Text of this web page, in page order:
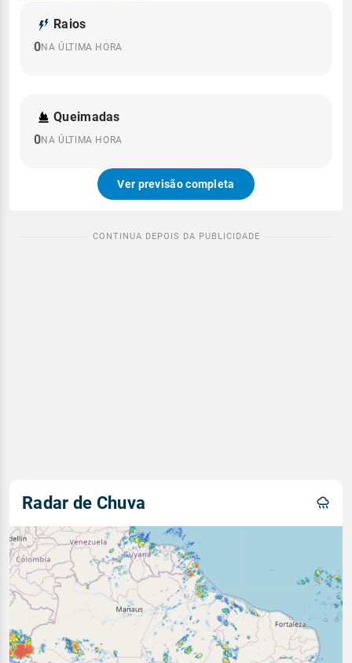
Raios
0NA ÚLTIMA HORA
Queimadas
0NA ÚLTIMA HORA
Ver previsão completa
Radar de Chuva